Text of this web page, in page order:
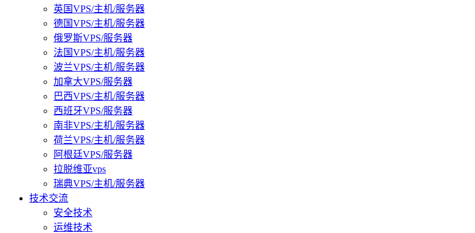
英国VPS/主机/服务器
德国VPS/主机/服务器
俄罗斯VPS/服务器
法国VPS/主机/服务器
波兰VPS/主机/服务器
加拿大VPS/服务器
巴西VPS/主机/服务器
西班牙VPS/服务器
南非VPS/主机/服务器
荷兰VPS/主机/服务器
阿根廷VPS/服务器
拉脱维亚vps
瑞典VPS/主机/服务器
技术交流
安全技术
运维技术